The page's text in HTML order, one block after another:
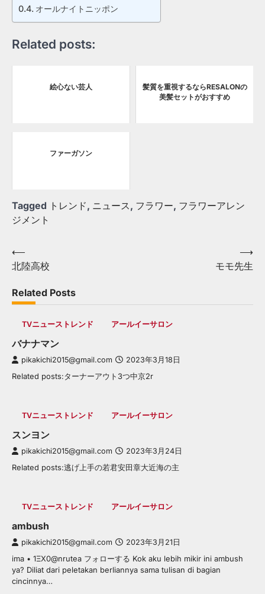
オールナイトニッポン
Related posts:
絵心ない芸人
髪質を重視するならRESALONの
美髪セットがおすすめ
ファーガソン
Tagged トレンド, ニュース, フラワー, フラワーアレン
ジメント
Post
navigation
⟵
北陸高校
モモ先生
⟶
Related Posts
TVニューストレンド アールイーサロン
バナナマン
pikakichi2015@gmail.com 2023年3月18日
Related posts:ターナーアウト3つ中京2r
TVニューストレンド アールイーサロン
スンヨン
pikakichi2015@gmail.com 2023年3月24日
Related posts:逃げ上手の若君安田章大近海の主
TVニューストレンド アールイーサロン
ambush
pikakichi2015@gmail.com 2023年3月21日
ima • 1ΞX0@nrutea フォローする Kok aku lebih mikir ini ambush
ya? Diliat dari peletakan berliannya sama tulisan di bagian
cincinnya…